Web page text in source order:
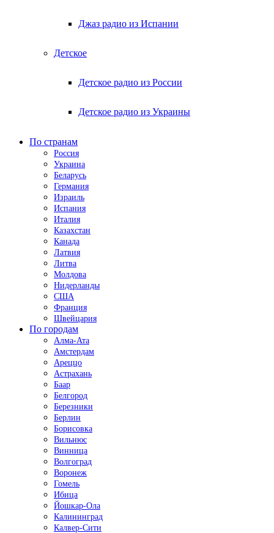
Джаз радио из Испании
Детское
Детское радио из России
Детское радио из Украины
По странам
Россия
Украина
Беларусь
Германия
Израиль
Испания
Италия
Казахстан
Канада
Латвия
Литва
Молдова
Нидерланды
США
Франция
Швейцария
По городам
Алма-Ата
Амстердам
Ареццо
Астрахань
Баар
Белгород
Березники
Берлин
Борисовка
Вильнюс
Винница
Волгоград
Воронеж
Гомель
Ибица
Йошкар-Ола
Калининград
Калвер-Сити